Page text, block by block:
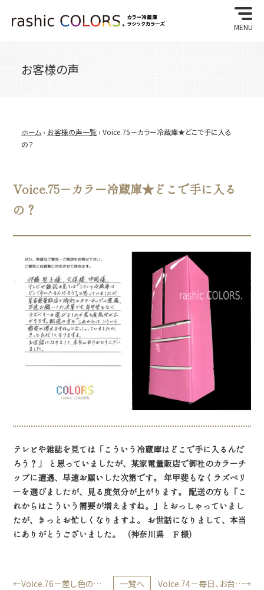
MENU
お客様の声
ホーム› お客様の声一覧› Voice.75－カラー冷蔵庫★どこで手に入る
の？
Voice.75－カラー冷蔵庫★どこで手に入る
の？
テレビや雑誌を見ては「こういう冷蔵庫はどこで手に入るんだ
ろう？」 と思っていましたが、某家電量販店で御社のカラーチ
ップに遭遇、早速お願いした次第です。 年甲斐もなくラズベリ
ーを選びましたが、見る度気分が上がります。 配送の方も「こ
れからはこういう需要が増えますね。」とおっしゃっていまし
たが、きっとお忙しくなりますよ。 お世話になりまして、本当
にありがとうございました。 （神奈川県 Ｆ様）
Voice.76－差し色のマ
一覧へ
Voice.74－毎日、お台所に